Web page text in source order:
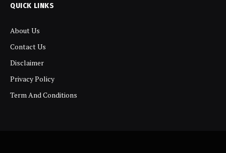
QUICK LINKS
About Us
Contact Us
Disclaimer
Privacy Policy
Term And Conditions